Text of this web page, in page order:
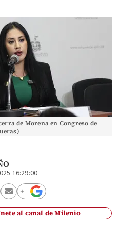
de Morena en Congreso de
16:29:00
al canal de Milenio